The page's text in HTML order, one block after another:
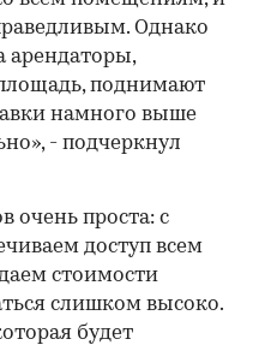
Однако
арендаторы,
поднимают
намного выше
- подчеркнул
очень проста: с
доступ всем
стоимости
слишком высоко.
будет